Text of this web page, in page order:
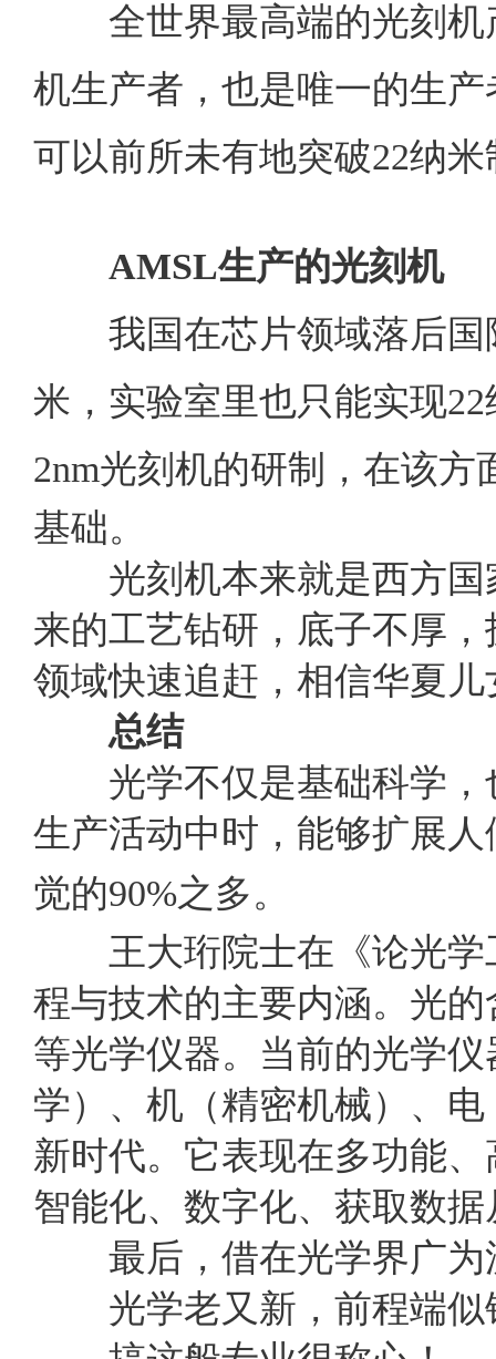
全世界最高端的光刻机
机生产者，也是唯一的生
可以前所未有地突破22纳米
AMSL生产的光刻机
我国在芯片领域落后国
米，实验室里也只能实现22
2nm光刻机的研制，在该方
基础。
光刻机本来就是西方国
来的工艺钻研，底子不厚
领域快速追赶，相信华夏
总结
光学不仅是基础科学，
生产活动中时，能够扩展
觉的90%之多。
王大珩院士在《论光学
程与技术的主要内涵。光
等光学仪器。当前的光学
学）、机（精密机械）、
新时代。它表现在多功能
智能化、数字化、获取数
最后，借在光学界广为
光学老又新，前程端似